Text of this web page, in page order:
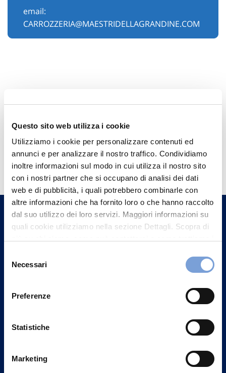
Questo sito web utilizza i cookie
Utilizziamo i cookie per personalizzare contenuti ed
annunci e per analizzare il nostro traffico. Condividiamo
inoltre informazioni sul modo in cui utilizza il nostro sito
con i nostri partner che si occupano di analisi dei dati
web e di pubblicità, i quali potrebbero combinarle con
altre informazioni che ha fornito loro o che hanno raccolto
dal suo utilizzo dei loro servizi. Maggiori informazioni su
quali cookie utilizziamo nella sezione Dettagli. Scopra di
può trovare nel footer del sito nella sezione "Informativa
delNecessari
Preferenze
Statistiche
Marketing
email:
CARROZZERIA@MAESTRIDELLAGRANDINE.COM
Hai bisogno di
informazioni?
Trova l'Agenzia più vicina a te e parla con
un nostro Agente.
Contattaci